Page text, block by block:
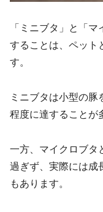
「ミニブタ」と「
することは、ペット
す。
ミニブタは小型の
程度に達することが
一方、マイクロブタ
過ぎず、実際には成
もあります。